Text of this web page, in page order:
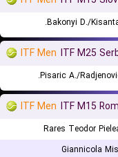
Bakonyi D./
ITF Men ITF M25
Pisaric A./
ITF Men ITF M15
Rares Teodor
Giannicola